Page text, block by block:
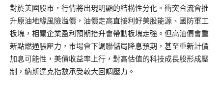
對於美國股市，行情將出現明顯的結構性分化。衝突合流會推
升原油地緣風險溢價，油價走高直接利好美股能源、國防軍工
板塊，相關企業盈利預期抬升會帶動板塊走強。但高油價會重
新點燃通脹壓力，市場會下調聯儲局降息預期，甚至重新計價
加息可能性，美債收益率上行，對高估值的科技成長股形成壓
制，納斯達克指數承受較大回調壓力。